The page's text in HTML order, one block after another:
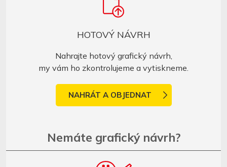
Výroba razítek
HOTOVÝ NÁVRH
Nahrajte hotový grafický návrh,
my vám ho zkontrolujeme a vytiskneme.
NAHRÁT A OBJEDNAT
Nemáte grafický návrh?